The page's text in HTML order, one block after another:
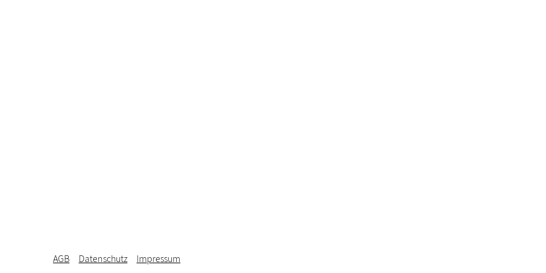
AGB Datenschutz Impressum